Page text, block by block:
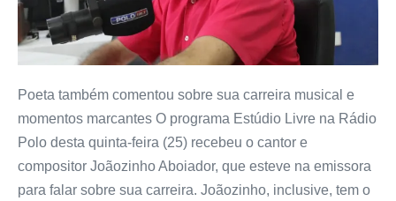
Poeta também comentou sobre sua carreira musical e
momentos marcantes O programa Estúdio Livre na Rádio
Polo desta quinta-feira (25) recebeu o cantor e
compositor Joãozinho Aboiador, que esteve na emissora
para falar sobre sua carreira. Joãozinho, inclusive, tem o